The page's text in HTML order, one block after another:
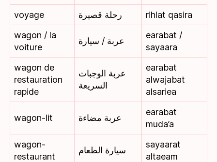
voyage
رحلة قصيرة
rihlat qasira
wagon / la
voiture
عربة / سيارة
earabat /
sayaara
wagon de
restauration
rapide
عربة الوجبات
السريعة
earabat
alwajabat
alsariea
wagon-lit عربة مضاءة
earabat
muda’a
wagon-
restaurant
سيارة الطعام
sayaarat
altaeam